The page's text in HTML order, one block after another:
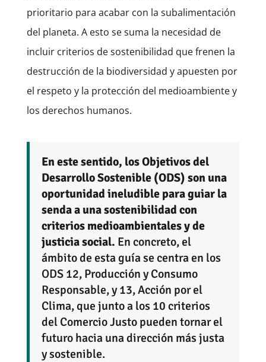
prioritario para acabar con la subalimentación
del planeta. A esto se suma la necesidad de
incluir criterios de sostenibilidad que frenen la
destrucción de la biodiversidad y apuesten por
el respeto y la protección del medioambiente y
los derechos humanos.
En este sentido, los Objetivos del
Desarrollo Sostenible (ODS) son una
oportunidad ineludible para guiar la
senda a una sostenibilidad con
criterios medioambientales y de
justicia social. En concreto, el
ámbito de esta guía se centra en los
ODS 12, Producción y Consumo
Responsable, y 13, Acción por el
Clima, que junto a los 10 criterios
del Comercio Justo pueden tornar el
futuro hacia una dirección más justa
y sostenible.